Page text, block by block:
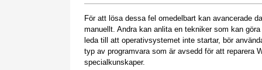
För att lösa dessa fel omedelbart kan avancerade
manuellt. Andra kan anlita en tekniker som kan
leda till att operativsystemet inte startar, bör
typ av programvara som är avsedd för att reparera
specialkunskaper.